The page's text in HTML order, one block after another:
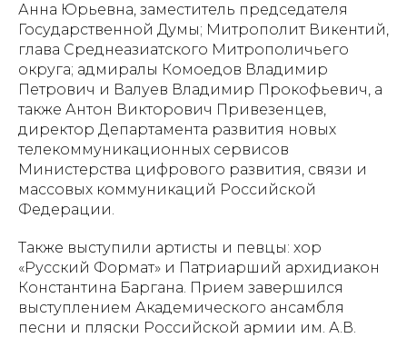
Анна Юрьевна, заместитель председателя
Государственной Думы; Митрополит Викентий,
глава Среднеазиатского Митрополичьего
округа; адмиралы Комоедов Владимир
Петрович и Валуев Владимир Прокофьевич, а
также Антон Викторович Привезенцев,
директор Департамента развития новых
телекоммуникационных сервисов
Министерства цифрового развития, связи и
массовых коммуникаций Российской
Федерации.
Также выступили артисты и певцы: хор
«Русский Формат» и Патриарший архидиакон
Константина Баргана. Прием завершился
выступлением Академического ансамбля
песни и пляски Российской армии им. А.В.